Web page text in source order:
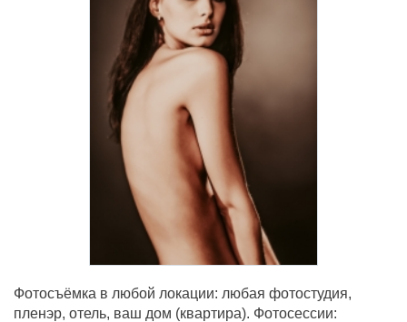
Фотосъёмка в любой локации: любая фотостудия,
пленэр, отель, ваш дом (квартира). Фотосессии: